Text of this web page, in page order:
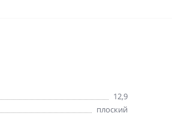
12,9
плоский